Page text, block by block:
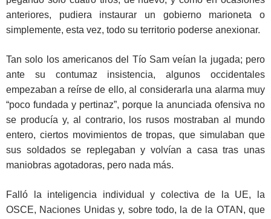
anteriores, pudiera instaurar un gobierno marioneta o
simplemente, esta vez, todo su territorio poderse anexionar.
Tan solo los americanos del Tío Sam veían la jugada; pero
ante su contumaz insistencia, algunos occidentales
empezaban a reírse de ello, al considerarla una alarma muy
“poco fundada y pertinaz”, porque la anunciada ofensiva no
se producía y, al contrario, los rusos mostraban al mundo
entero, ciertos movimientos de tropas, que simulaban que
sus soldados se replegaban y volvían a casa tras unas
maniobras agotadoras, pero nada más.
Falló la inteligencia individual y colectiva de la UE, la
OSCE, Naciones Unidas y, sobre todo, la de la OTAN, que